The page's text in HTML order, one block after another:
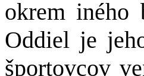
okrem iného
Oddiel je
športovcov